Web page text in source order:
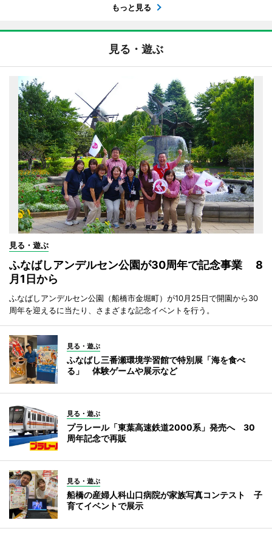
もっと見る
見る・遊ぶ
見る・遊ぶ
ふなばしアンデルセン公園が30周年で記念事業 8
月1日から
ふなばしアンデルセン公園（船橋市金堀町）が10月25日で開園から30
周年を迎えるに当たり、さまざまな記念イベントを行う。
見る・遊ぶ
ふなばし三番瀬環境学習館で特別展「海を食べ
る」 体験ゲームや展示など
見る・遊ぶ
プラレール「東葉高速鉄道2000系」発売へ 30
周年記念で再販
見る・遊ぶ
船橋の産婦人科山口病院が家族写真コンテスト 子
育てイベントで展示